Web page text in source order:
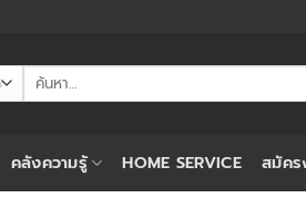
ค้นหา:
คลังความรู้ HOME SERVICE สมัคร